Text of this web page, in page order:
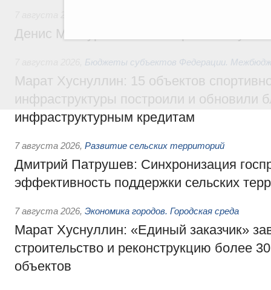
Денис Мантуров посетил Ярославскую
Бюджеты субъектов Федерации.
Марат Хуснуллин: 15 объектов
инфраструктуры построили и обновили
инфраструктурным кредитам
7 августа 2026, Развитие сельских территорий
Дмитрий Патрушев: Синхронизация
эффективность поддержки сельских
7 августа 2026, Экономика городов. Городская среда
Марат Хуснуллин: «Единый заказчик»
строительство и реконструкцию более
объектов